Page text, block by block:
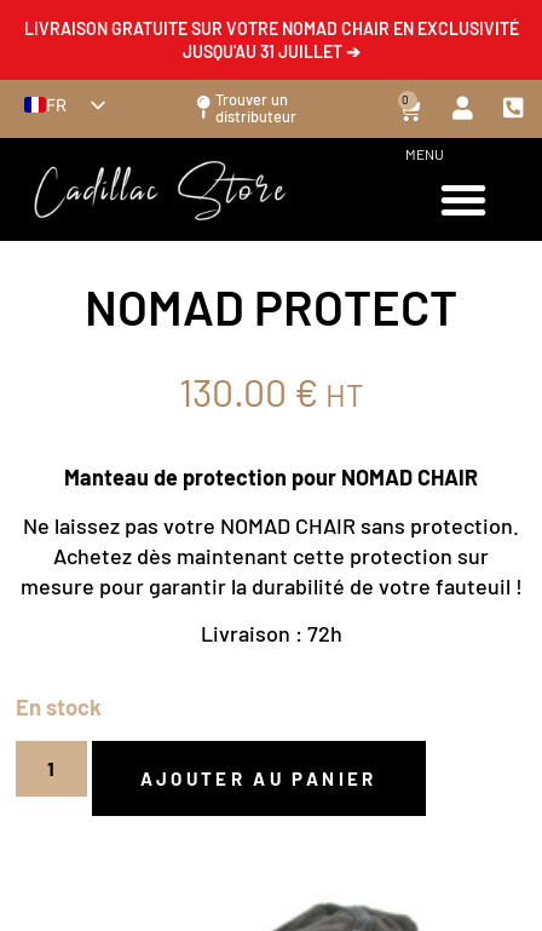
LIVRAISON GRATUITE SUR VOTRE NOMAD CHAIR EN EXCLUSIVITÉ
JUSQU'AU 31 JUILLET ➔
FR
EN
ES
DE
Trouver un
distributeur
0
MENU
NOMAD PROTECT
130.00 € HT
Manteau de protection pour NOMAD CHAIR
Ne laissez pas votre NOMAD CHAIR sans protection.
Achetez dès maintenant cette protection sur
mesure pour garantir la durabilité de votre fauteuil !
Livraison : 72h
En stock
AJOUTER AU PANIER